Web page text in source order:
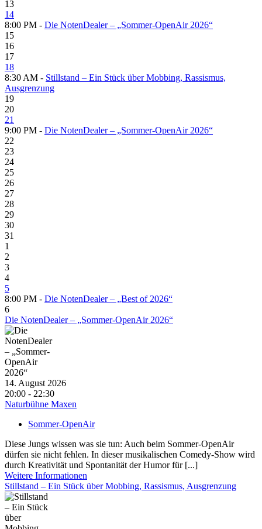
13
14
8:00 PM - Die NotenDealer – „Sommer-OpenAir 2026“
15
16
17
18
8:30 AM - Stillstand – Ein Stück über Mobbing, Rassismus,
Ausgrenzung
19
20
21
9:00 PM - Die NotenDealer – „Sommer-OpenAir 2026“
22
23
24
25
26
27
28
29
30
31
1
2
3
4
5
8:00 PM - Die NotenDealer – „Best of 2026“
6
Die NotenDealer – „Sommer-OpenAir 2026“
14. August 2026
20:00 - 22:30
Naturbühne Maxen
Sommer-OpenAir
Diese Jungs wissen was sie tun: Auch beim Sommer-OpenAir
dürfen sie nicht fehlen. In dieser musikalischen Comedy-Show wird
durch Kreativität und Spontanität der Humor für [...]
Weitere Informationen
Stillstand – Ein Stück über Mobbing, Rassismus, Ausgrenzung